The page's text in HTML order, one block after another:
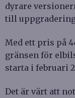
dyrare
till
Med ett pris på
gränsen för
starta i februari
Det är värt att